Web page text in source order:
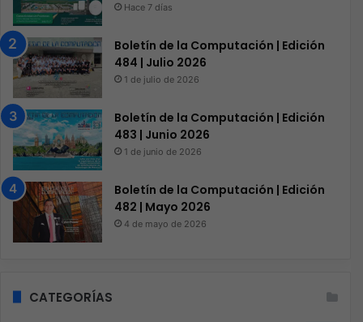
Hace 7 días
Boletín de la Computación | Edición
484 | Julio 2026
1 de julio de 2026
Boletín de la Computación | Edición
483 | Junio 2026
1 de junio de 2026
Boletín de la Computación | Edición
482 | Mayo 2026
4 de mayo de 2026
CATEGORÍAS